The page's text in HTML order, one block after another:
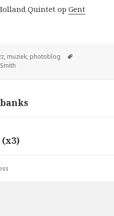
Quintet opGent
, muziek, photoblog
(x3)